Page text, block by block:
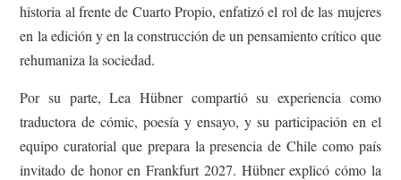
historia al frente de Cuarto Propio, enfatizó el rol de las mujeres
en la edición y en la construcción de un pensamiento crítico que
rehumaniza la sociedad.
Por su parte, Lea Hübner compartió su experiencia como
traductora de cómic, poesía y ensayo, y su participación en el
equipo curatorial que prepara la presencia de Chile como país
invitado de honor en Frankfurt 2027. Hübner explicó cómo la